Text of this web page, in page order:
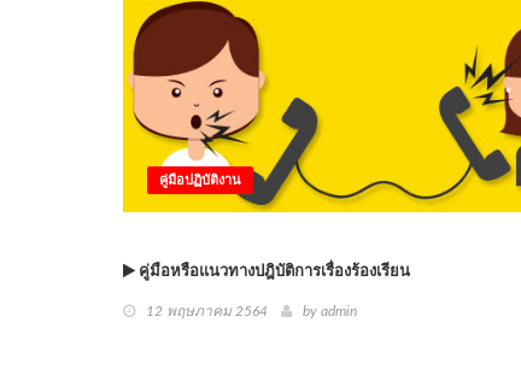
คู่มือปฏิบัติงาน
คู่มือหรือแนวทางปฎิบัติการเรื่องร้องเรียน
12 พฤษภาคม 2564 by admin